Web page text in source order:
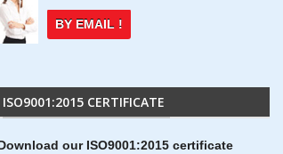
BY EMAIL !
ISO9001:2015 CERTIFICATE
our ISO9001:2015 certificate